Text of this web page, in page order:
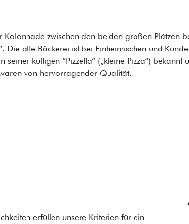
Kolonnade zwischen den beiden großen Plätzen
Die alte Bäckerei ist bei Einheimischen und
seiner kultigen “Pizzetta” („kleine Pizza“)
von hervorragender Qualität.
erfüllen unsere Kriterien für ein